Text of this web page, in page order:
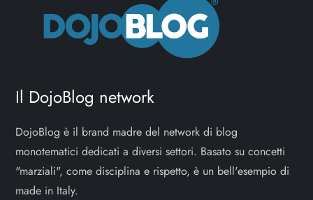
Il DojoBlog network
DojoBlog è il brand madre del network di blog
monotematici dedicati a diversi settori. Basato su concetti
"marziali", come disciplina e rispetto, è un bell'esempio di
made in Italy.